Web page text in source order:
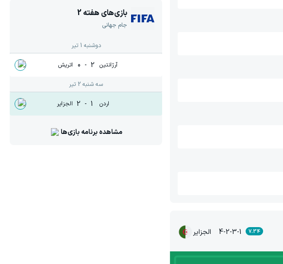
7.34
4-2-3-1 الجزایر
بازی‌های هفته2
جام جهانی
دوشنبه 1 تیر
آرژانتین 2
-
0 اتریش
سه شنبه 2 تیر
اردن 1
-
2 الجزایر
مشاهده برنامه بازی‌ها